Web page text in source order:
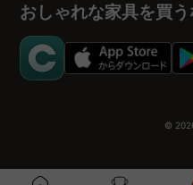
おしゃれな家具を買
©